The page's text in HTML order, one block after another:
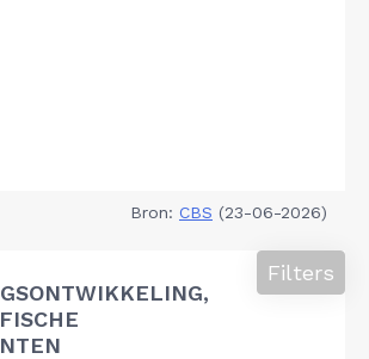
Bron: CBS (23-06-2026)
Filters